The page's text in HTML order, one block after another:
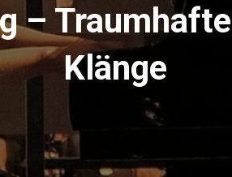
–
Klänge